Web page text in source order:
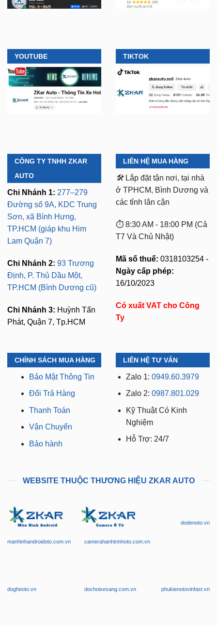
YOUTUBE TIKTOK
CÔNG TY TNHH ZKAR
AUTO
Chi Nhánh 1: 277–279
Đường số 9A, KDC Trung
Sơn, xã Bình Hưng,
TP.HCM (giáp khu Him
Lam Quận 7)
Chi Nhánh 2: 93 Trương
Định, P. Thủ Dầu Một,
TP.HCM (Bình Dương cũ)
Chi Nhánh 3: Huỳnh Tấn
Phát, Quận 7, Tp.HCM
LIÊN HỆ MUA HÀNG
🛠️ Lắp đặt tận nơi, tại nhà
ở TPHCM, Bình Dương và
các tỉnh lân cận
⏱️ 8:30 AM - 18:00 PM (Cả
T7 Và Chủ Nhật)
Mã số thuế: 0318103254 -
Ngày cấp phép:
16/10/2023
Có xuất VAT cho Công
Ty
CHÍNH SÁCH MUA HÀNG
Bảo Mật Thông Tin
Đổi Trả Hàng
Thanh Toán
Vận Chuyển
Bảo hành
LIÊN HỆ TƯ VẤN
Zalo 1: 0949.60.3979
Zalo 2: 0987.801.029
Kỹ Thuật Có Kinh
Nghiệm
Hỗ Trợ: 24/7
WEBSITE THUỘC THƯƠNG HIỆU ZKAR AUTO
manhinhandroidoto.com.vn camerahanhtrinhoto.com.vn
dodenoto.vn
dogheoto.vn dochoixesang.com.vn phukienotovinfast.vn